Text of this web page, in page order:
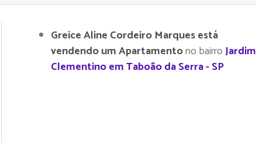
Greice Aline Cordeiro Marques está
vendendo um Apartamentono bairroJardim
Clementino em Taboão da Serra - SP